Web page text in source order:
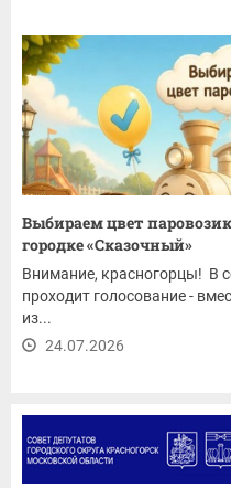
Выбираем цвет
городке «Сказочный»
Внимание, красногорцы! В
проходит голосование -
из...
24.07.2026